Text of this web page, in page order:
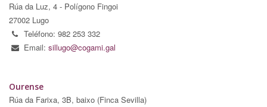
Rúa da Luz, 4 - Polígono Fingoi
27002 Lugo
Teléfono: 982 253 332
Email: sillugo@cogami.gal
Ourense
Rúa da Farixa, 3B, baixo (Finca Sevilla)